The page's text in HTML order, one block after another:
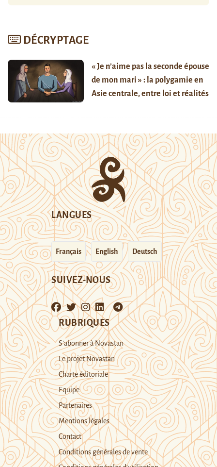
DÉCRYPTAGE
« Je n’aime pas la seconde épouse
de mon mari » : la polygamie en
Asie centrale, entre loi et réalités
LANGUES
Français English Deutsch
SUIVEZ-NOUS
RUBRIQUES
S’abonner à Novastan
Le projet Novastan
Charte éditoriale
Equipe
Partenaires
Mentions légales
Contact
Conditions générales de vente